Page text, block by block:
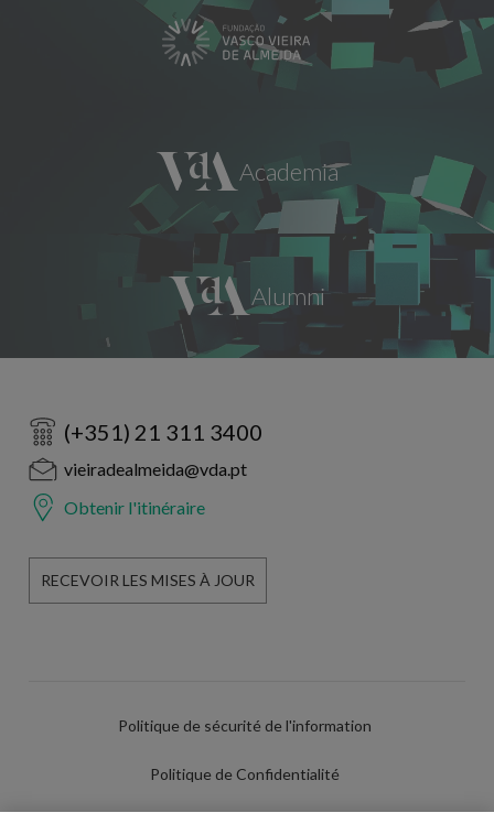
(+351) 21 311 3400
vieiradealmeida@vda.pt
Obtenir l'itinéraire
RECEVOIR LES MISES À JOUR
Politique de sécurité de l'information
Politique de Confidentialité